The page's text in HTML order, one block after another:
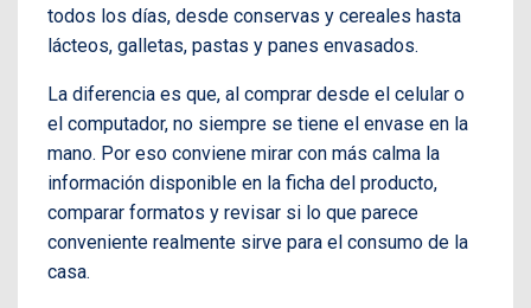
todos los días, desde conservas y cereales hasta
lácteos, galletas, pastas y panes envasados.
La diferencia es que, al comprar desde el celular o
el computador, no siempre se tiene el envase en la
mano. Por eso conviene mirar con más calma la
información disponible en la ficha del producto,
comparar formatos y revisar si lo que parece
conveniente realmente sirve para el consumo de la
casa.